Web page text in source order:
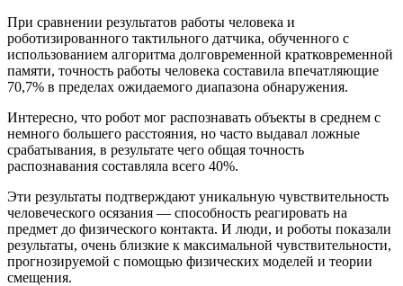
При сравнении результатов работы человека и
роботизированного тактильного датчика, обученного с
использованием алгоритма долговременной кратковременной
памяти, точность работы человека составила впечатляющие
70,7% в пределах ожидаемого диапазона обнаружения.
Интересно, что робот мог распознавать объекты в среднем с
немного большего расстояния, но часто выдавал ложные
срабатывания, в результате чего общая точность
распознавания составляла всего 40%.
Эти результаты подтверждают уникальную чувствительность
человеческого осязания — способность реагировать на
предмет до физического контакта. И люди, и роботы показали
результаты, очень близкие к максимальной чувствительности,
прогнозируемой с помощью физических моделей и теории
смещения.